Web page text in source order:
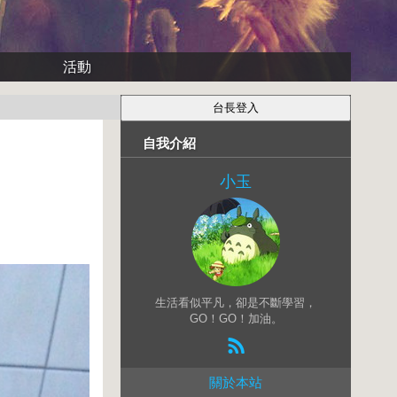
活動
自我介紹
小玉
生活看似平凡，卻是不斷學習，
GO！GO！加油。
關於本站